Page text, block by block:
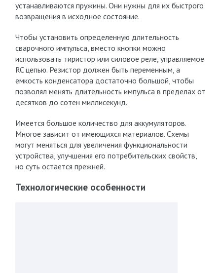
устанавливаются пружины. Они нужны для их быстрого
возвращения в исходное состояние.
Чтобы установить определенную длительность
сварочного импульса, вместо кнопки можно
использовать тиристор или силовое реле, управляемое
RC цепью. Резистор должен быть переменным, а
емкость конденсатора достаточно большой, чтобы
позволял менять длительность импульса в пределах от
десятков до сотен миллисекунд.
Имеется большое количество для аккумуляторов.
Многое зависит от имеющихся материалов. Схемы
могут меняться для увеличения функциональности
устройства, улучшения его потребительских свойств,
но суть остается прежней.
Технологические особенности